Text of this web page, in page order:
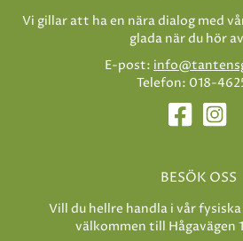
Vi gillar att ha en nära dialog med
glada när du hör
E-post:
Telefon: 018-
BESÖK OSS
Vill du hellre handla i vår
välkommen till Hågavägen